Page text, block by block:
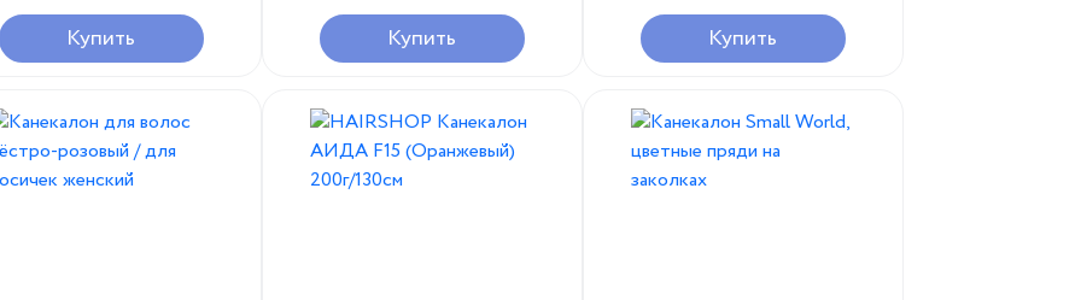
Купить Купить Купить